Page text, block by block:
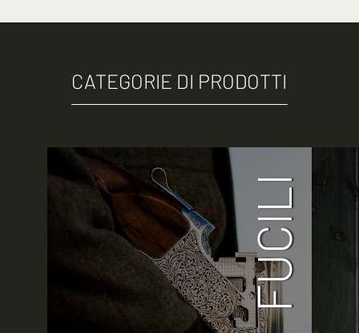
CATEGORIE DI PRODOTTI
FUCILI